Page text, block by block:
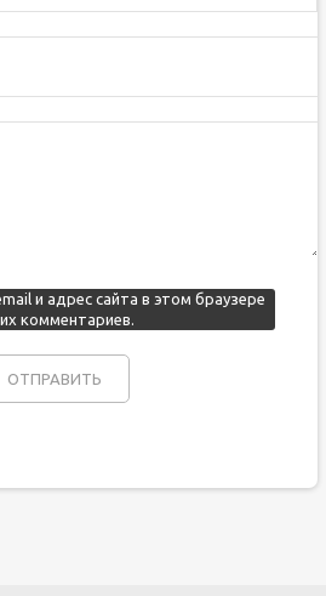
и адрес сайта в этом браузере
комментариев.